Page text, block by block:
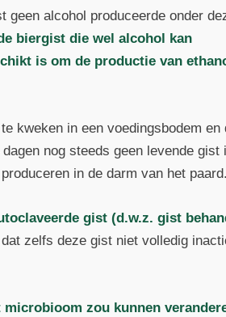
geen alcohol produceerde onder
biergist die wel alcohol kan
is om de productie van
kweken in een voedingsbodem en
nog steeds geen levende gist
in de darm van het paard.
gist (d.w.z. gist
zelfs deze gist niet volledig
zou kunnen